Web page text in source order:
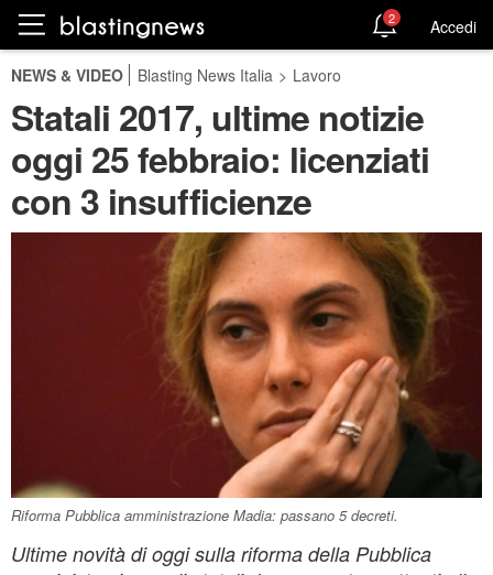
2 Accedi
NEWS & VIDEO Blasting News Italia > Lavoro
Statali 2017, ultime notizie
oggi 25 febbraio: licenziati
con 3 insufficienze
Riforma Pubblica amministrazione Madia: passano 5 decreti.
Ultime novità di oggi sulla riforma della Pubblica